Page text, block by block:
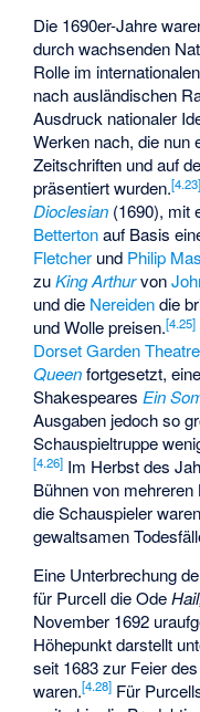
Die 1690er-Jahre
durch wachsenden
Rolle im
nach ausländischen
Ausdruck nationaler
Werken nach, die nun
Zeitschriften und auf
präsentiert wurden.[4.23]
Dioclesian (1690), mit
Bettertonauf Basis
Fletcher und Philip
zuKing Arthurvon
und die Nereidendie
und Wolle preisen.[4.25]
Dorset Garden Theatre
Queenfortgesetzt,
ShakespearesEin
Ausgaben jedoch so
Schauspieltruppe
[4.26] Im Herbst des
Bühnen von
die Schauspieler
gewaltsamen
Eine Unterbrechung
für Purcell die Ode
November 1692
Höhepunkt darstellt
seit 1683 zur Feier
waren.[4.28] Für